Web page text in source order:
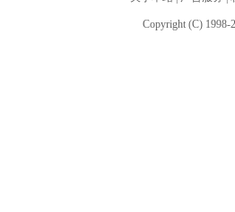
Copyright (C) 1998-